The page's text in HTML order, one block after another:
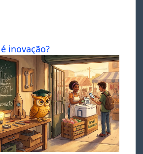
inovação?